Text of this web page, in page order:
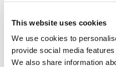
This website uses cookies
We use cookies to
provide social media
We also share information